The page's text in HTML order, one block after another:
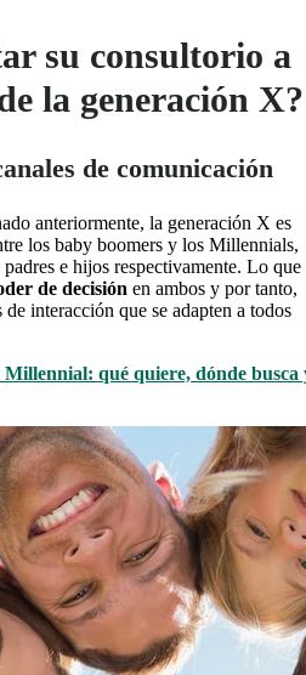
su consultorio a
la generación X?
de comunicación
anteriormente, la generación X es
los baby boomers y los Millennials,
padres e hijos respectivamente. Lo que
de decisión en ambos y por tanto,
interacción que se adapten a todos
Millennial: qué quiere, dónde busca